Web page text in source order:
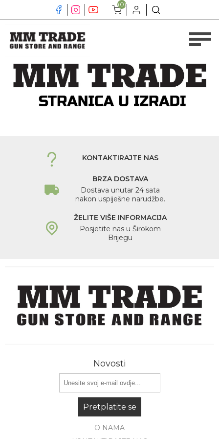
(0)
KONTAKTIRAJTE NAS
BRZA DOSTAVA
Dostava unutar 24 sata
nakon uspiješne narudžbe.
ŽELITE VIŠE INFORMACIJA
Posjetite nas u Širokom
Brijegu
Novosti
Pretplatite se
O NAMA